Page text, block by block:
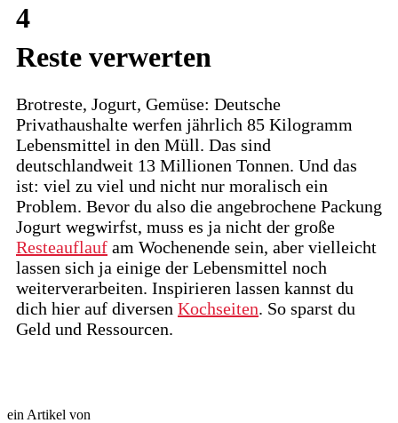
4
Reste verwerten
Brotreste, Jogurt, Gemüse: Deutsche
Privathaushalte werfen jährlich 85 Kilogramm
Lebensmittel in den Müll. Das sind
deutschlandweit 13 Millionen Tonnen. Und das
ist: viel zu viel und nicht nur moralisch ein
Problem. Bevor du also die angebrochene Packung
Jogurt wegwirfst, muss es ja nicht der große
Resteauflauf am Wochenende sein, aber vielleicht
lassen sich ja einige der Lebensmittel noch
weiterverarbeiten. Inspirieren lassen kannst du
dich hier auf diversen Kochseiten. So sparst du
Geld und Ressourcen.
ein Artikel von